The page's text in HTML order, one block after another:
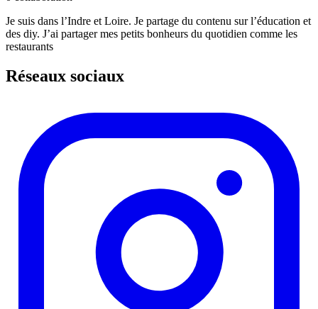
Je suis dans l’Indre et Loire. Je partage du contenu sur l’éducation et
des diy. J’ai partager mes petits bonheurs du quotidien comme les
restaurants
Réseaux sociaux